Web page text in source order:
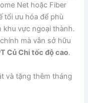
Net hoặc Fiber
tối ưu hóa để phù
khu vực ngoại thành.
mà vẫn sở hữu
Củ Chi tốc độ cao.
và tặng thêm tháng